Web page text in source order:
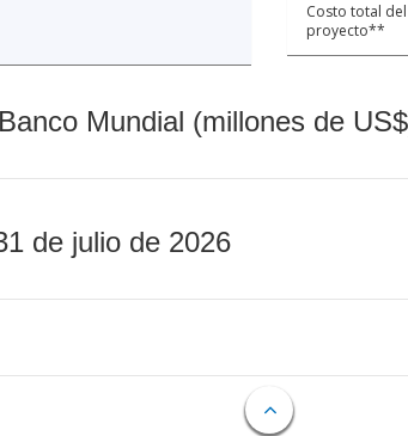
Costo total del
proyecto**
Mundial (millones de
de julio de 2026